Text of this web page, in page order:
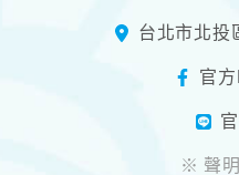
台北市北投
官
※ 聲